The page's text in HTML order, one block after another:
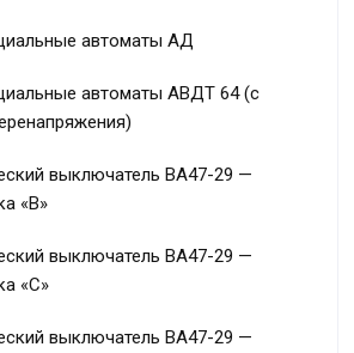
автоматы АД
автоматы АВДТ 64 (с
выключатель ВА47-29 —
«B»
выключатель ВА47-29 —
«С»
выключатель ВА47-29 —